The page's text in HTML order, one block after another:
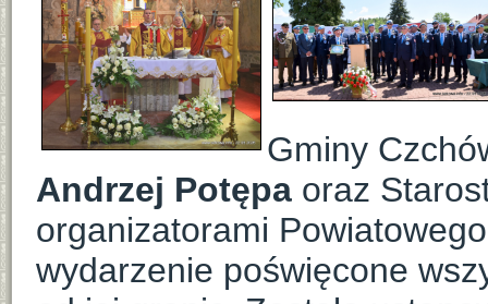
Gminy
Andrzej Potępa oraz
organizatorami
wydarzenie poświęcone